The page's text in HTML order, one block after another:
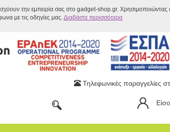
την εμπειρία σας στο gadget-shop.gr. Χρησιμοποιώντας
με τις οδηγίες μας.Διαβάστε περισσότερα
Τηλεφωνικές παραγγελίες